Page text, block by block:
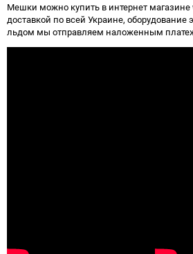
Мешки можно купить в интернет магазине
доставкой по всей Украине, оборудование
льдом мы отправляем наложенным